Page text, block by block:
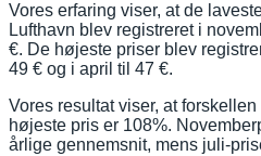
Vores erfaring viser, at de
Lufthavn blev registreret i
€. De højeste priser blev
49 € og i april til 47 €.
Vores resultat viser, at
højeste pris er 108%.
årlige gennemsnit, mens juli-